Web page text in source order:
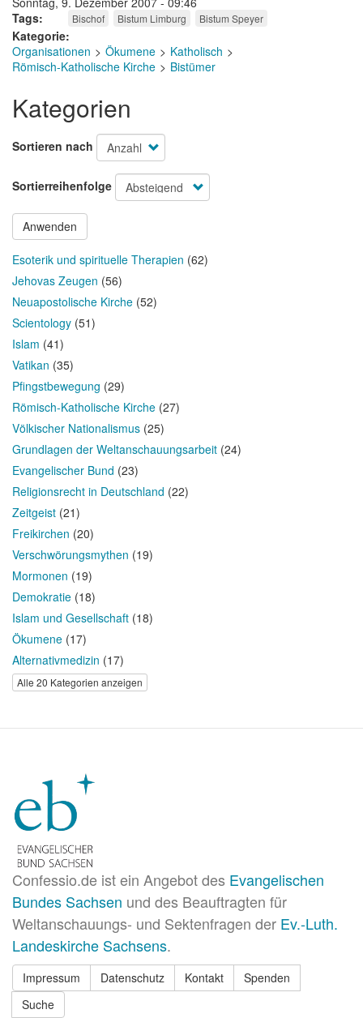
Tags
Bischof Bistum Limburg Bistum Speyer
Kategorie
Organisationen
Ökumene
Katholisch
Römisch-Katholische Kirche
Bistümer
Kategorien
Sortieren nach
Sortierreihenfolge
Anwenden
Esoterik und spirituelle Therapien (62)
Jehovas Zeugen (56)
Neuapostolische Kirche (52)
Scientology (51)
Islam (41)
Vatikan (35)
Pfingstbewegung (29)
Römisch-Katholische Kirche (27)
Völkischer Nationalismus (25)
Grundlagen der Weltanschauungsarbeit (24)
Evangelischer Bund (23)
Religionsrecht in Deutschland (22)
Zeitgeist (21)
Freikirchen (20)
Verschwörungsmythen (19)
Mormonen (19)
Demokratie (18)
Islam und Gesellschaft (18)
Ökumene (17)
Alternativmedizin (17)
Alle 20 Kategorien anzeigen
Confessio.de ist ein Angebot des Evangelischen
Bundes Sachsen und des Beauftragten für
Weltanschauungs- und Sektenfragen der Ev.-Luth.
Landeskirche Sachsens.
Impressum Datenschutz Kontakt
Spenden
Suche